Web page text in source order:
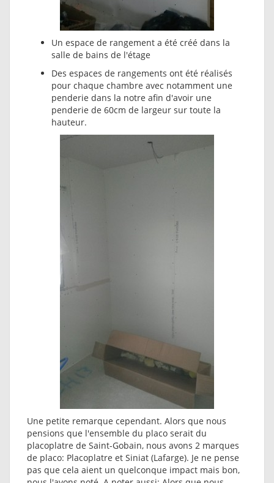
Un espace de rangement a été créé dans la
salle de bains de l'étage
Des espaces de rangements ont été réalisés
pour chaque chambre avec notamment une
penderie dans la notre afin d'avoir une
penderie de 60cm de largeur sur toute la
hauteur.
Une petite remarque cependant. Alors que nous
pensions que l'ensemble du placo serait du
placoplatre de Saint-Gobain, nous avons 2 marques
de placo: Placoplatre et Siniat (Lafarge). Je ne pense
pas que cela aient un quelconque impact mais bon,